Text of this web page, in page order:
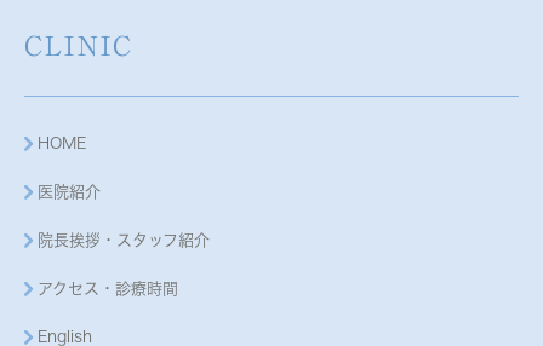
CLINIC
HOME
医院紹介
院長挨拶・スタッフ紹介
アクセス・診療時間
English